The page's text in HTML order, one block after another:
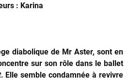
: Karina
diabolique de Mr Aster, sont en
sur son rôle dans le ballet
. Elle semble condamnée à revivre